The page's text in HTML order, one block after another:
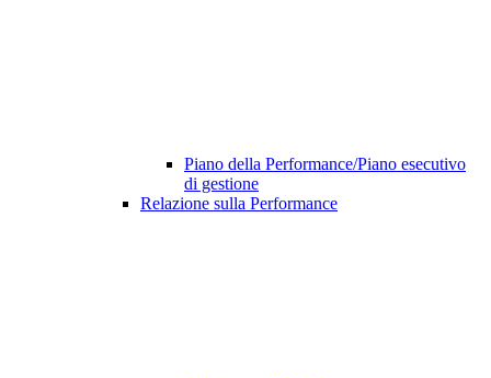
Piano della Performance/Piano esecutivo
di gestione
Relazione sulla Performance